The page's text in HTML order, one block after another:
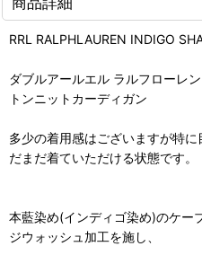
RRL RALPHLAUREN INDIGO
ダブルアールエル ラルフローレ
トンニットカーディガン
多少の着用感はございますが特
だまだ着ていただける状態です。
本藍染め(インディゴ染め)のケー
ジウォッシュ加工を施し、